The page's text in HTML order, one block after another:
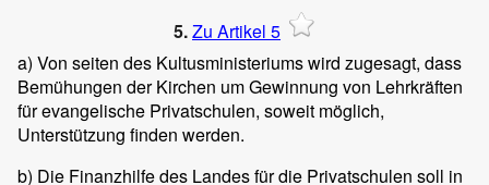
5.Zu Artikel 5
a) Von seiten des Kultusministeriums wird zugesagt, dass
Bemühungen der Kirchen um Gewinnung von Lehrkräften
für evangelische Privatschulen, soweit möglich,
Unterstützung finden werden.
b) Die Finanzhilfe des Landes für die Privatschulen soll in